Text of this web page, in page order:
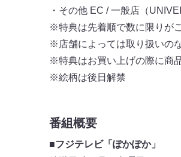
・その他 EC / ⼀般店（
※特典は先着順で数に限りが
※店舗によっては取り扱いの
※特典はお買い上げの際に商
※絵柄は後⽇解禁
番組概要
■フジテレビ「ぽかぽか」